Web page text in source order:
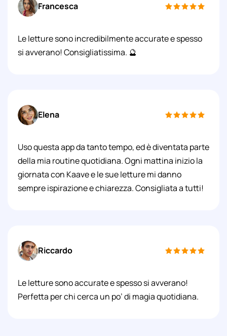
Francesca
Le letture sono incredibilmente accurate e spesso
si avverano! Consigliatissima. 🔮
Elena
Uso questa app da tanto tempo, ed è diventata parte
della mia routine quotidiana. Ogni mattina inizio la
giornata con Kaave e le sue letture mi danno
sempre ispirazione e chiarezza. Consigliata a tutti!
Riccardo
Le letture sono accurate e spesso si avverano!
Perfetta per chi cerca un po’ di magia quotidiana.️